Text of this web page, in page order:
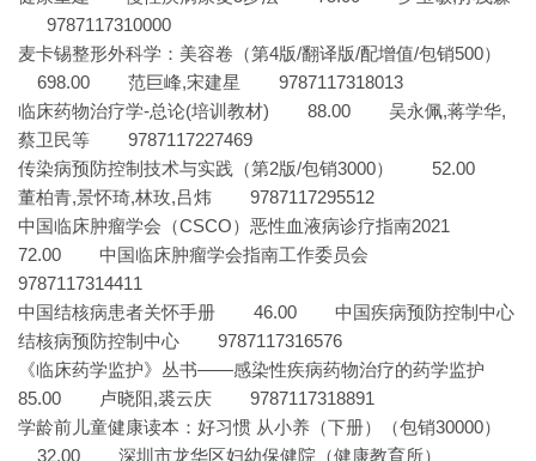
9787117310000
麦卡锡整形外科学：美容卷（第4版/翻译版/配增值/包销500）
698.00 范巨峰,宋建星 9787117318013
临床药物治疗学-总论(培训教材) 88.00 吴永佩,蒋学华,
蔡卫民等 9787117227469
传染病预防控制技术与实践（第2版/包销3000） 52.00
董柏青,景怀琦,林玫,吕炜 9787117295512
中国临床肿瘤学会（CSCO）恶性血液病诊疗指南2021
72.00 中国临床肿瘤学会指南工作委员会
9787117314411
中国结核病患者关怀手册 46.00 中国疾病预防控制中心
结核病预防控制中心 9787117316576
《临床药学监护》丛书——感染性疾病药物治疗的药学监护
85.00 卢晓阳,裘云庆 9787117318891
学龄前儿童健康读本：好习惯 从小养（下册）（包销30000）
32.00 深圳市龙华区妇幼保健院（健康教育所）